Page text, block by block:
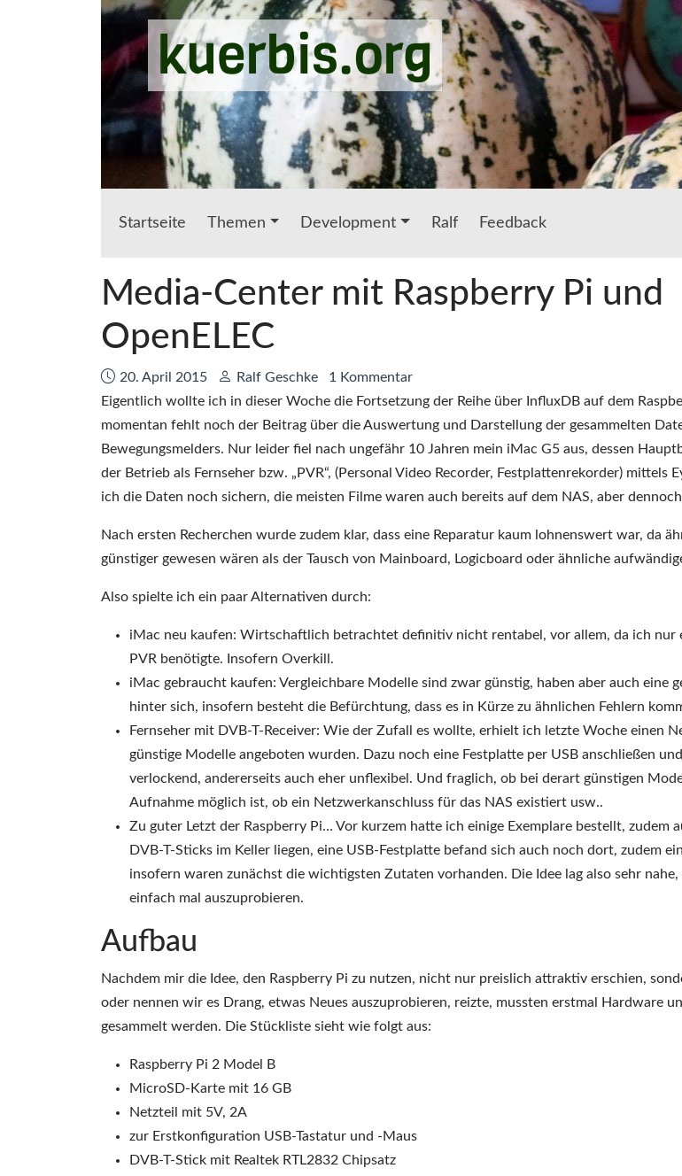
Zum Hauptinhalt springenkuerbis.org
Startseite Themen Development Ralf Feedback
Media-Center mit Raspberry Pi und
OpenELEC
Datum:
20. April 2015 Autor:
Ralf Geschke
1 Kommentar
Eigentlich wollte ich in dieser Woche die Fortsetzung der Reihe über InfluxDB auf dem
momentan fehlt noch der Beitrag über die Auswertung und Darstellung der gesammelten
Bewegungsmelders. Nur leider fiel nach ungefähr 10 Jahren mein iMac G5 aus, dessen
der Betrieb als Fernseher bzw. „PVR“, (Personal Video Recorder, Festplattenrekorder) mittels
ich die Daten noch sichern, die meisten Filme waren auch bereits auf dem NAS, aber
Nach ersten Recherchen wurde zudem klar, dass eine Reparatur kaum lohnenswert war, da
günstiger gewesen wären als der Tausch von Mainboard, Logicboard oder ähnliche
Also spielte ich ein paar Alternativen durch:
iMac neu kaufen: Wirtschaftlich betrachtet definitiv nicht rentabel, vor allem, da ich nur
PVR benötigte. Insofern Overkill.
iMac gebraucht kaufen: Vergleichbare Modelle sind zwar günstig, haben aber auch eine
hinter sich, insofern besteht die Befürchtung, dass es in Kürze zu ähnlichen Fehlern
Fernseher mit DVB-T-Receiver: Wie der Zufall es wollte, erhielt ich letzte Woche einen
günstige Modelle angeboten wurden. Dazu noch eine Festplatte per USB anschließen
verlockend, andererseits auch eher unflexibel. Und fraglich, ob bei derart günstigen
Aufnahme möglich ist, ob ein Netzwerkanschluss für das NAS existiert usw..
Zu guter Letzt der Raspberry Pi… Vor kurzem hatte ich einige Exemplare bestellt, zudem
DVB-T-Sticks im Keller liegen, eine USB-Festplatte befand sich auch noch dort, zudem
insofern waren zunächst die wichtigsten Zutaten vorhanden. Die Idee lag also sehr
einfach mal auszuprobieren.
Aufbau
Nachdem mir die Idee, den Raspberry Pi zu nutzen, nicht nur preislich attraktiv erschien,
oder nennen wir es Drang, etwas Neues auszuprobieren, reizte, mussten erstmal Hardware
gesammelt werden. Die Stückliste sieht wie folgt aus:
Raspberry Pi 2 Model B
MicroSD-Karte mit 16 GB
Netzteil mit 5V, 2A
zur Erstkonfiguration USB-Tastatur und -Maus
DVB-T-Stick mit Realtek RTL2832 Chipsatz